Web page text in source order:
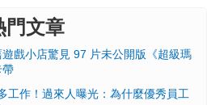
門文章
戲小店驚見 97 片未公開版《超級瑪
帶
工作！過來人曝光：為什麼優秀員工